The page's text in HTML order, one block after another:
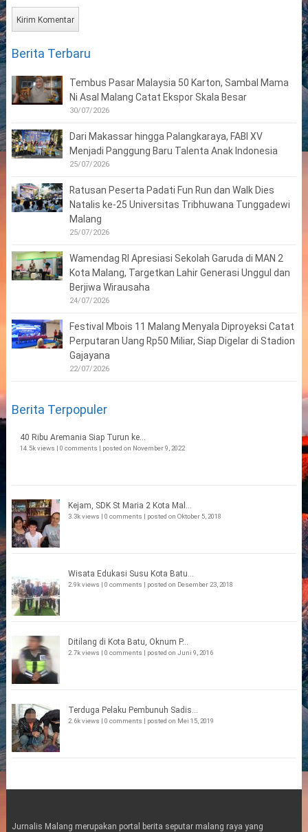
Berita Terbaru
Tembus Pasar Malaysia 50 Karton, Sambal Mama
Ni Asal Malang Catat Ekspor Skala Besar
30/07/2026
Dari Makassar hingga Palangkaraya, FABI XV
Menjadi Panggung Baru Talenta Anak Indonesia
25/07/2026
Ratusan Peserta Padati Fun Run dan Walk Dies
Natalis ke-25 Universitas Tribhuwana Tunggadewi
Malang
25/07/2026
Wamendag RI Apresiasi Sekolah Garuda di MAN 2
Kota Malang, Targetkan Lahir Generasi Unggul dan
Berjiwa Wirausaha
24/07/2026
Festival Mbois 11 Malang Menyala Diproyeksi Catat
Perputaran Uang Rp50 Miliar, Siap Digelar di Stadion
Gajayana
22/07/2026
Berita Terpopuler
40 Ribu Aremania Siap Turun ke...
14.5k views | 0 comments | posted on November 9, 2022
Kejam, SDK St Maria 2 Kota Mal...
3.3k views | 0 comments | posted on Oktober 5, 2018
Wisata Edukasi Susu Kota Batu...
2.9k views | 0 comments | posted on Desember 23, 2018
Ditilang di Kota Batu, Oknum P...
2.7k views | 0 comments | posted on Juni 9, 2016
Terduga Pelaku Pembunuh Sadis...
2.6k views | 0 comments | posted on Mei 15, 2019
Jurnalis Malang merupakan portal berita seputar malang raya yang